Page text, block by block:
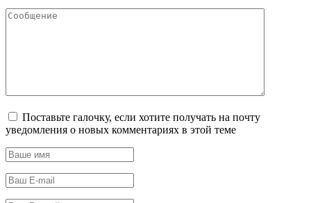
Поставьте галочку, если хотите получать на почту
уведомления о новых комментариях в этой теме